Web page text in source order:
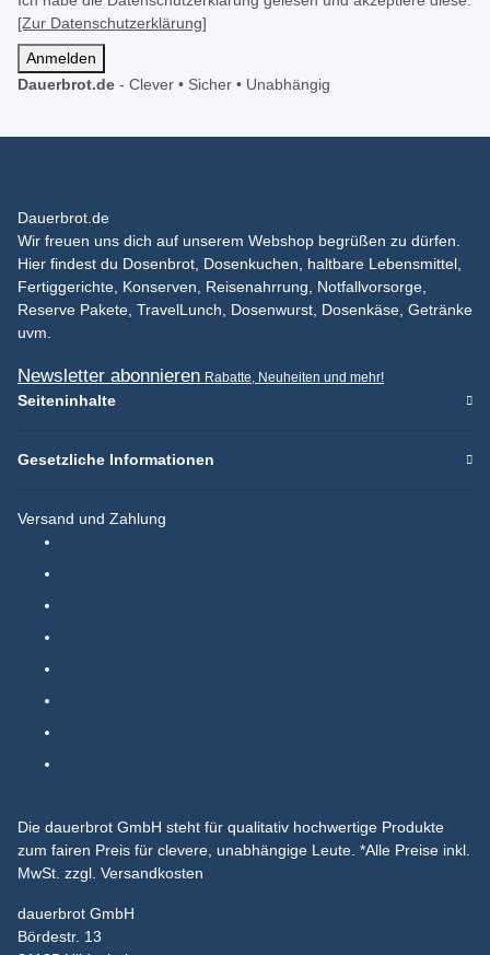
[Zur Datenschutzerklärung]
Anmelden
Dauerbrot.de - Clever • Sicher • Unabhängig
Dauerbrot.de
Wir freuen uns dich auf unserem Webshop begrüßen zu dürfen.
Hier findest du Dosenbrot, Dosenkuchen, haltbare Lebensmittel,
Fertiggerichte, Konserven, Reisenahrrung, Notfallvorsorge,
Reserve Pakete, TravelLunch, Dosenwurst, Dosenkäse, Getränke
uvm.
Newsletter abonnieren Rabatte, Neuheiten und mehr!
Seiteninhalte
Gesetzliche Informationen
Versand und Zahlung
Die dauerbrot GmbH steht für qualitativ hochwertige Produkte
zum fairen Preis für clevere, unabhängige Leute. *Alle Preise inkl.
MwSt. zzgl. Versandkosten
dauerbrot GmbH
Bördestr. 13